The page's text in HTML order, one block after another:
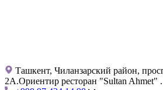
Ташкент, Чиланзарский район,
2А.Ориентир ресторан "Sultan Ahmet"